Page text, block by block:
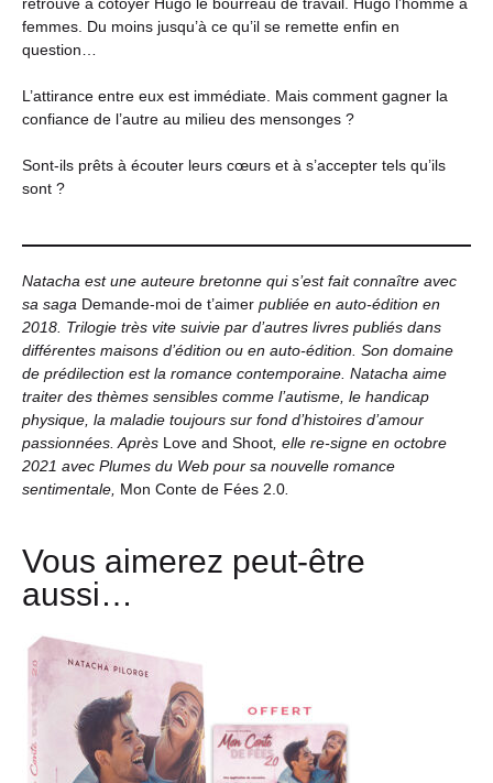
femmes. Du moins jusqu’à ce qu’il se remette enfin en
question…
L’attirance entre eux est immédiate. Mais comment gagner la
confiance de l’autre au milieu des mensonges ?
Sont-ils prêts à écouter leurs cœurs et à s’accepter tels qu’ils
sont ?
Natacha est une auteure bretonne qui s’est fait connaître avec
sa saga Demande-moi de t’aimer publiée en auto-édition en
2018. Trilogie très vite suivie par d’autres livres publiés dans
différentes maisons d’édition ou en auto-édition. Son domaine
de prédilection est la romance contemporaine. Natacha aime
traiter des thèmes sensibles comme l’autisme, le handicap
physique, la maladie toujours sur fond d’histoires d’amour
passionnées. Après Love and Shoot , elle re-signe en octobre
2021 avec Plumes du Web pour sa nouvelle romance
sentimentale, Mon Conte de Fées 2.0
Vous aimerez peut-être
aussi…